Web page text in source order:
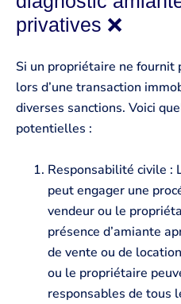
privatives ❌
Si un propriétaire ne fournit
lors d’une transaction
diverses sanctions. Voici
potentielles :
Responsabilité civile :
peut engager une
vendeur ou le
présence d’amiante
de vente ou de
ou le propriétaire
responsables de tous